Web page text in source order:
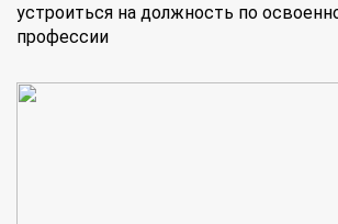
устроиться на должность по
профессии